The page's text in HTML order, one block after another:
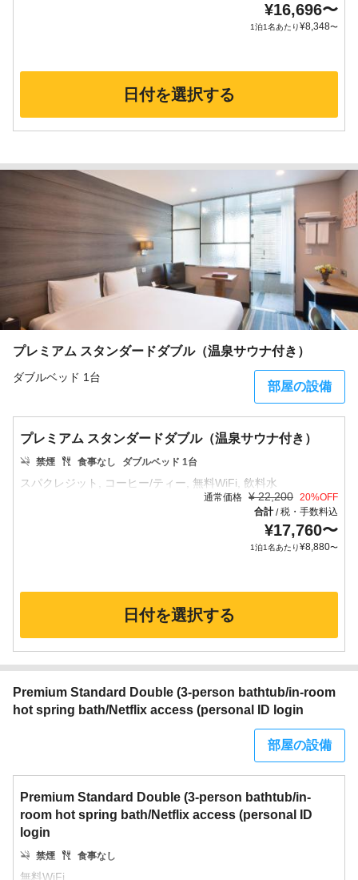
¥16,696〜
1泊1名あたり¥8,348〜
日付を選択する
プレミアム スタンダードダブル（温泉サウナ付き）
ダブルベッド 1台
部屋の設備
プレミアム スタンダードダブル（温泉サウナ付き）
禁煙 食事なし ダブルベッド 1台
通常価格 ¥ 22,200 20%OFF
合計/税・手数料込
¥17,760〜
1泊1名あたり¥8,880〜
日付を選択する
Premium Standard Double (3-person bathtub/in-room
hot spring bath/Netflix access (personal ID login
部屋の設備
Premium Standard Double (3-person bathtub/in-
room hot spring bath/Netflix access (personal ID
login
禁煙 食事なし